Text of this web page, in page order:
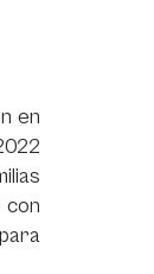
en
con